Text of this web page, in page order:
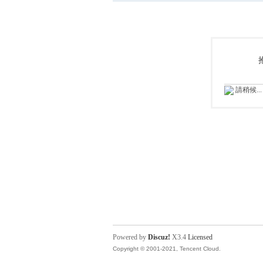
請稍候...
Powered by Discuz! X3.4 Licensed
Copyright © 2001-2021, Tencent Cloud.